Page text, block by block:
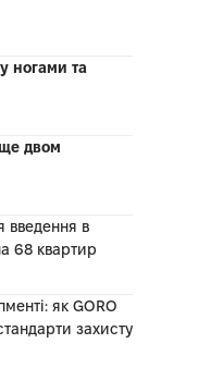
ногами та
двом
введення в
68 квартир
як GORO
захисту